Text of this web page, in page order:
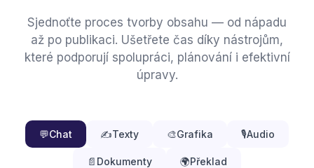
Sjednoťte proces tvorby obsahu — od nápadu
až po publikaci. Ušetřete čas díky nástrojům,
které podporují spolupráci, plánování i efektivní
úpravy.
💬Chat ✍️Texty 🎨Grafika 🎙️Audio
📄 Dokumenty 🌍Překlad